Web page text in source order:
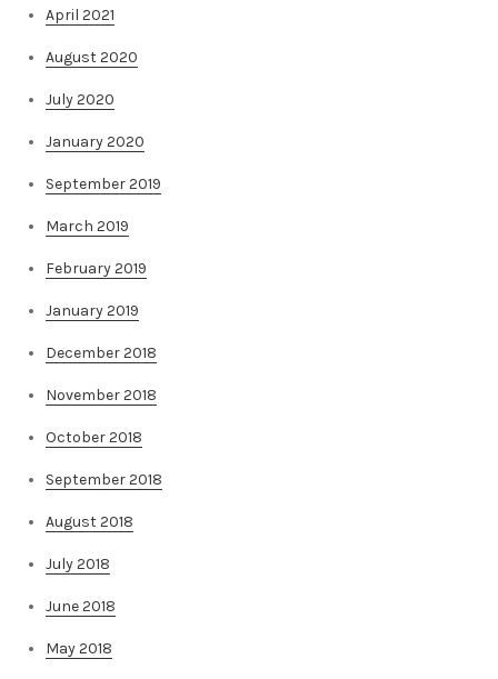
April 2021
August 2020
July 2020
January 2020
September 2019
March 2019
February 2019
January 2019
December 2018
November 2018
October 2018
September 2018
August 2018
July 2018
June 2018
May 2018